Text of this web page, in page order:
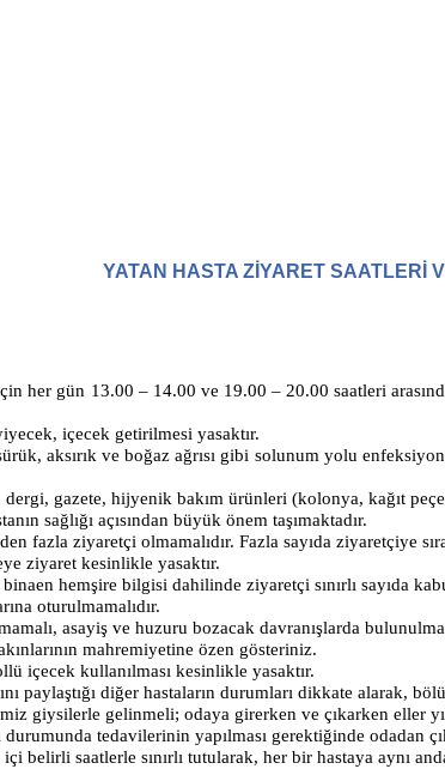
YATAN HASTA ZİYARET SAATLERİ
her gün 13.00 – 14.00 ve 19.00 – 20.00 saatleri
içecek getirilmesi yasaktır.
aksırık ve boğaz ağrısı gibi solunum yolu
gazete, hijyenik bakım ürünleri (kolonya, kağıt
sağlığı açısından büyük önem taşımaktadır.
fazla ziyaretçi olmamalıdır. Fazla sayıda ziyaretçiye
ziyaret kesinlikle yasaktır.
hemşire bilgisi dahilinde ziyaretçi sınırlı sayıda
oturulmamalıdır.
asayiş ve huzuru bozacak davranışlarda
mahremiyetine özen gösteriniz.
içecek kullanılması kesinlikle yasaktır.
paylaştığı diğer hastaların durumları dikkate alarak,
giysilerle gelinmeli; odaya girerken ve çıkarken eller
durumunda tedavilerinin yapılması gerektiğinde odadan
belirli saatlerle sınırlı tutularak, her bir hastaya aynı